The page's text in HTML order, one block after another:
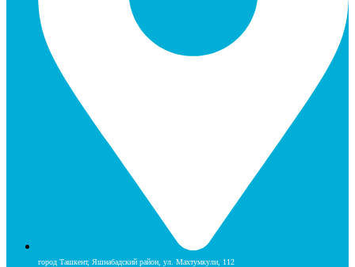
город Ташкент, Яшнабадский район, ул. Махтумкули, 112